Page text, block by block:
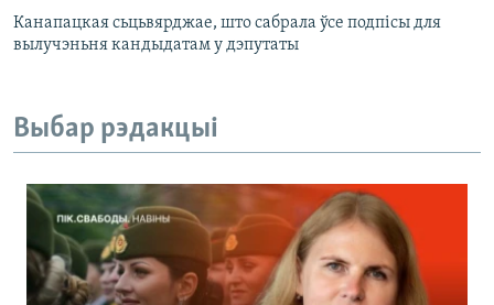
Канапацкая сьцьвярджае, што сабрала ўсе подпісы для
вылучэньня кандыдатам у дэпутаты
Выбар рэдакцыі